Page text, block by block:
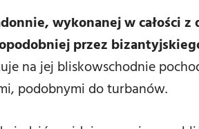
wykonanej w całości z
przez
na jej bliskowschodnie
podobnymi do turbanów.